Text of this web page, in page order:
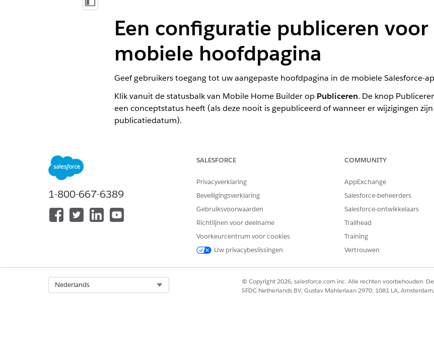
Inhoudsopgave weergeven
Een configuratie publiceren voor
mobiele hoofdpagina
Geef gebruikers toegang tot uw aangepaste hoofdpagina in de mobiele Salesforce-
Klik vanuit de statusbalk van Mobile Home Builder op Publiceren. De knop
een conceptstatus heeft (als deze nooit is gepubliceerd of wanneer er wijzigingen
publicatiedatum).
Klik voor onmiddellijk publiceren op
Als u een publicatie wilt plannen, selecteert u
en selecteert u
Als u wilt plannen wanneer de configuratie niet meer beschikbaar is, klikt u
maken plannen, selecteert u de datum en tijd en klikt u opPlannen
1-800-667-6389
SALESFORCE
Privacyverklaring
Beveiligingsverklaring
Gebruiksvoorwaarden
Richtlijnen voor deelname
Voorkeurcentrum voor cookies
Uw privacybeslissingen
COMMUNITY
AppExchange
Salesforce-beheerders
Salesforce-ontwikkelaars
Trailhead
Training
Vertrouwen
Nederlands
© Copyright 2026, salesforce.com inc. Alle rechten voorbehouden.
SFDC Netherlands BV, Gustav Mahlerlaan 2970, 1081 LA,